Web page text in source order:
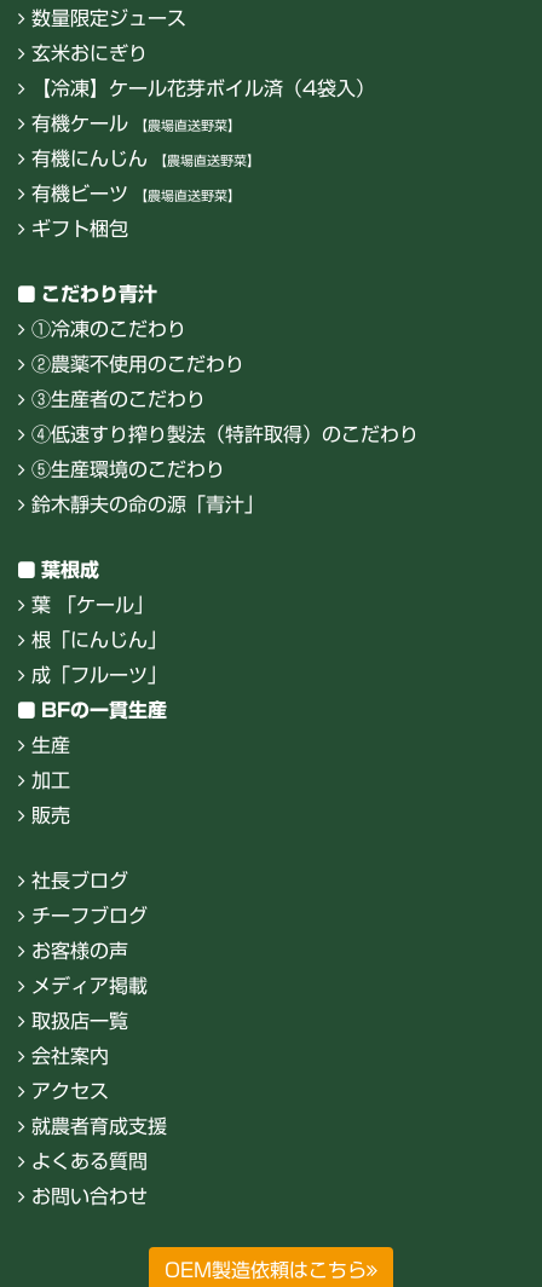
数量限定ジュース
玄米おにぎり
【冷凍】ケール花芽ボイル済（4袋入）
有機ケール
【農場直送野菜】
有機にんじん 【農場直送野菜】
有機ビーツ 【農場直送野菜】
ギフト梱包
こだわり青汁
①冷凍のこだわり
②農薬不使用のこだわり
③生産者のこだわり
④低速すり搾り製法（特許取得）のこだわり
⑤生産環境のこだわり
鈴木靜夫の命の源「青汁」
葉根成
葉 「ケール」
根「にんじん」
成「フルーツ」
BFの一貫生産
生産
加工
販売
社長ブログ
チーフブログ
お客様の声
メディア掲載
取扱店一覧
会社案内
アクセス
就農者育成支援
よくある質問
お問い合わせ
OEM製造依頼はこちら